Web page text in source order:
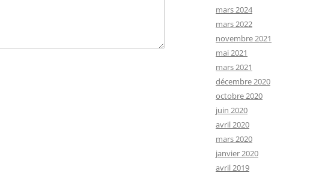
mars 2024
mars 2022
novembre 2021
mai 2021
mars 2021
décembre 2020
octobre 2020
juin 2020
avril 2020
mars 2020
janvier 2020
avril 2019